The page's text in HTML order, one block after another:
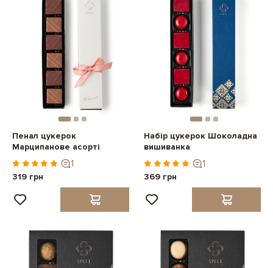
Пенал цукерок
Марципанове асорті
1
319 грн
Набір цукерок Шоколадна
вишиванка
1
369 грн